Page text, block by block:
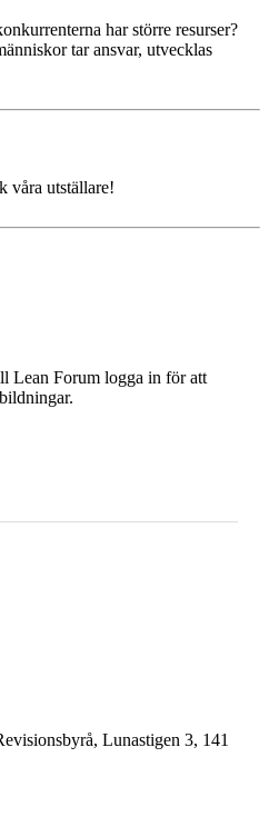
har större resurser?
tar ansvar, utvecklas
våra utställare!
Lean Forum logga in för att
Lunastigen 3, 141